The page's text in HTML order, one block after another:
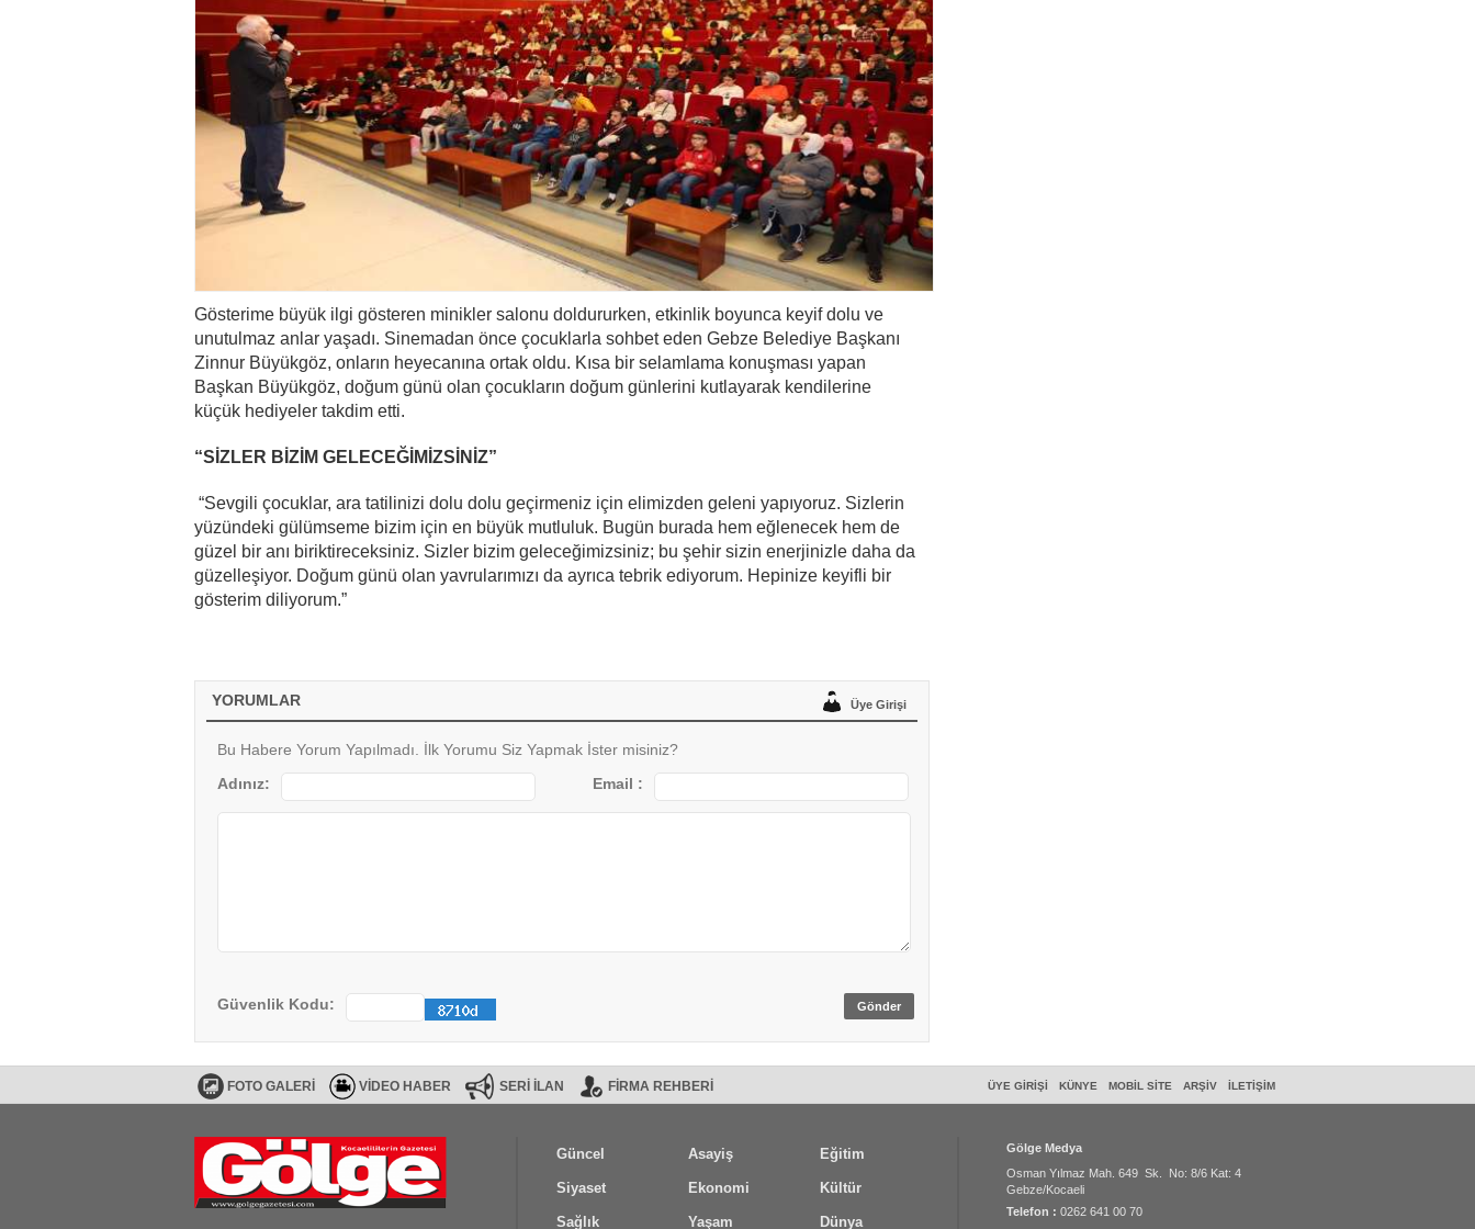
Gösterime büyük ilgi gösteren minikler salonu doldururken, etkinlik boyunca keyif dolu ve
unutulmaz anlar yaşadı. Sinemadan önce çocuklarla sohbet eden Gebze Belediye Başkanı
Zinnur Büyükgöz, onların heyecanına ortak oldu. Kısa bir selamlama konuşması yapan
Başkan Büyükgöz, doğum günü olan çocukların doğum günlerini kutlayarak kendilerine
küçük hediyeler takdim etti.
“SİZLER BİZİM GELECEĞİMİZSİNİZ”
“Sevgili çocuklar, ara tatilinizi dolu dolu geçirmeniz için elimizden geleni yapıyoruz. Sizlerin
yüzündeki gülümseme bizim için en büyük mutluluk. Bugün burada hem eğlenecek hem de
güzel bir anı biriktireceksiniz. Sizler bizim geleceğimizsiniz; bu şehir sizin enerjinizle daha da
güzelleşiyor. Doğum günü olan yavrularımızı da ayrıca tebrik ediyorum. Hepinize keyifli bir
gösterim diliyorum.”
YORUMLAR Üye Girişi
Bu Habere Yorum Yapılmadı. İlk Yorumu Siz Yapmak İster misiniz?
Adınız:
Email :
Güvenlik Kodu: Gönder
FOTO GALERİ VİDEO HABER SERİ İLAN FİRMA REHBERİ İLETIŞIM
ARŞIV
MOBIL SITE
KÜNYE
ÜYE GIRIŞI
Gölge Medya
Osman Yılmaz Mah. 649 Sk. No: 8/6 Kat: 4
Gebze/Kocaeli
Telefon : 0262 641 00 70
Güncel Asayiş Eğitim
Siyaset Ekonomi Kültür
Sağlık Yaşam Dünya